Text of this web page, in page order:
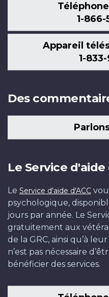
1-
Appareil
1-
Des
Le Service d'aide
Le Service d'aide d'ACC
psychologique,
jours par année. Le
gratuitement aux
de la GRC, ainsi qu’à
n’est pas nécessaire
bénéficier des services.